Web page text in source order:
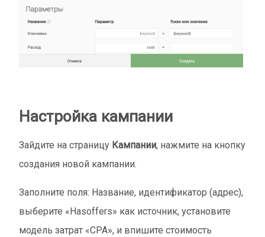
Настройка кампании
Зайдите на страницу Кампании, нажмите на кнопку
создания новой кампании.
Заполните поля: Название, идентификатор (адрес),
выберите «Hasoffers» как источник, установите
модель затрат «CPA», и впишите стоимость